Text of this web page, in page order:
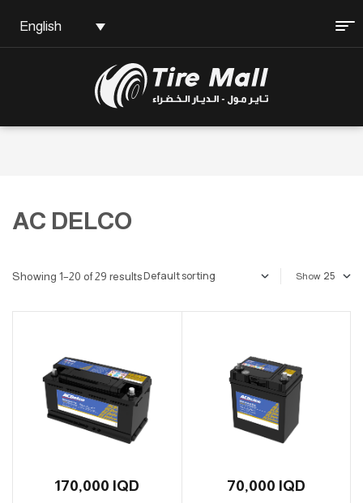
English
AC DELCO
Showing 1–20 of 29 results Show
170,000 IQD 70,000 IQD